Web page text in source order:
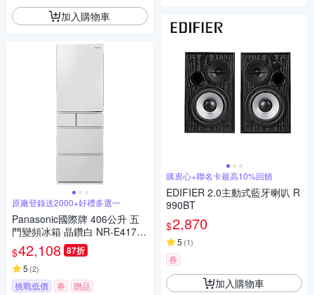
加入購物車
原廠登錄送2000+好禮多選一
Panasonic國際牌 406公升 五
門變頻冰箱 晶鑽白 NR-E417X
T-W1
$42,108 87折
5 (2)
挑戰低價 券 贈品
購衷心+聯名卡最高10%回饋
EDIFIER 2.0主動式藍牙喇叭 R
990BT
$2,870
5 (1)
券
加入購物車